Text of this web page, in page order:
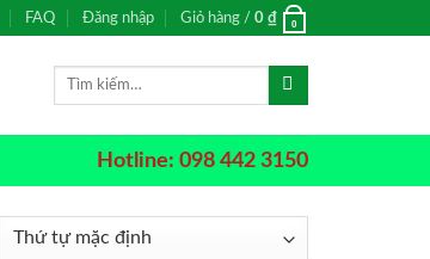
FAQ Đăng nhập Giỏ hàng / 0 ₫ 0
Tìm
Hotline: 098 442 3150